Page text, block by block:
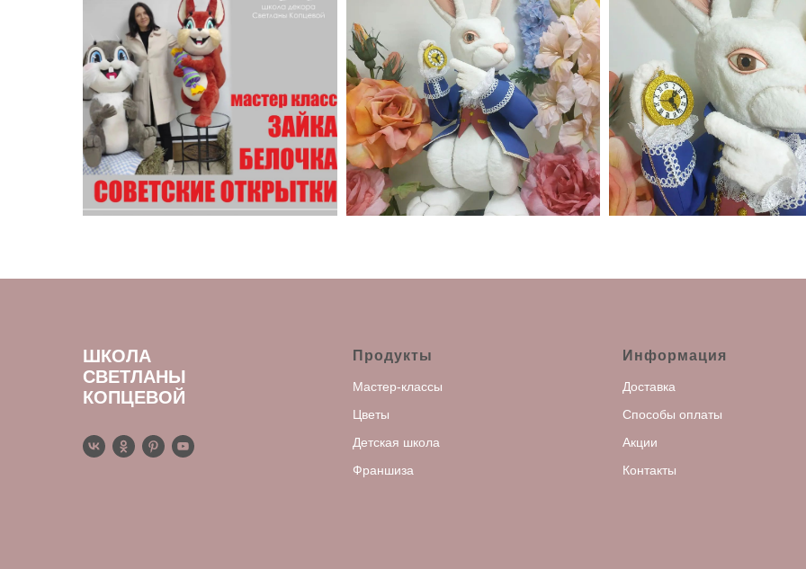
ШКОЛА
СВЕТЛАНЫ
КОПЦЕВОЙ
Продукты
Мастер-классы
Цветы
Детская школа
Франшиза
Информация
Доставка
Способы оплаты
Акции
Контакты